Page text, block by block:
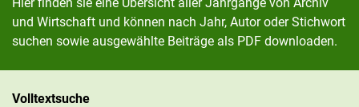
und Wirtschaft und können nach Jahr, Autor oder Stichwort
suchen sowie ausgewählte Beiträge als PDF downloaden.
Volltextsuche